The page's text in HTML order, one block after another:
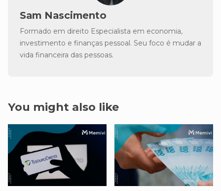
Sam Nascimento
Formado em direito Especialista em economia,
investimento e finanças pessoal. Seu foco é mudar a
vida financeira das pessoas.
You might also like